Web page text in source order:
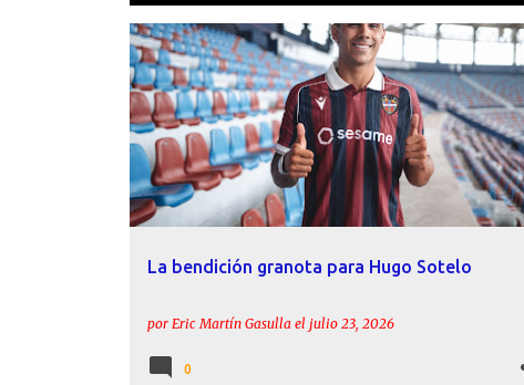
E
n
t
r
a
d
La bendición granota para Hugo Sotelo
por Eric Martín Gasulla el julio 23, 2026
CELTA DE VIGO DECLARACIONES HUGO SOTELO
LEVANTE UD LUÍS CASTRO MANU SÁNCHEZ
0